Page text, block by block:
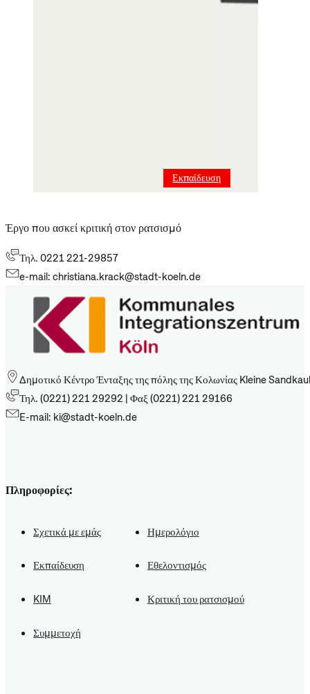
Έργο που ασκεί κριτική στον ρατσισμό
Εκπαίδευση
Τηλ. 0221 221-29857
e-mail: christiana.krack@stadt-koeln.de
Δημοτικό Κέντρο Ένταξης της πόλης της Κολωνίας Kleine
Τηλ. (0221) 221 29292 | Φαξ (0221) 221 29166
E-mail: ki@stadt-koeln.de
Πληροφορίες:
Σχετικά με εμάς Ημερολόγιο
Εκπαίδευση Εθελοντισμός
KIM Κριτική του ρατσισμού
Συμμετοχή